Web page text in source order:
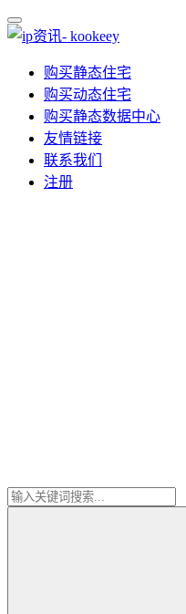
购买静态住宅
购买动态住宅
购买静态数据中心
友情链接
联系我们
注册